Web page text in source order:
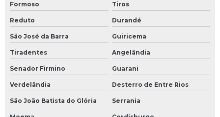
Formoso Tiros
Reduto Durandé
São José da Barra Guiricema
Tiradentes Angelândia
Senador Firmino Guarani
Verdelândia Desterro de Entre Rios
São João Batista do Glória Serrania